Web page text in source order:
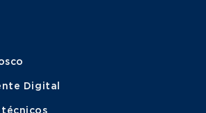
Digital
técnicos